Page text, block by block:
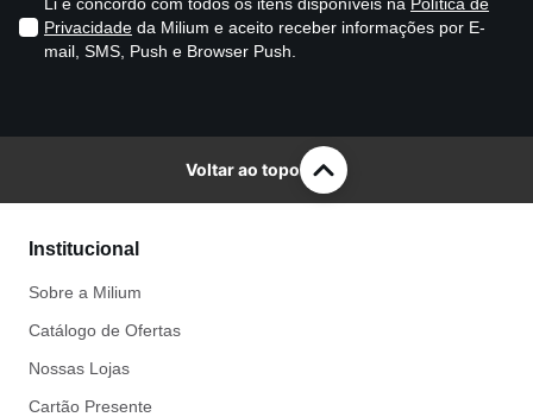
Privacidade da Milium e aceito receber informações por E-
mail, SMS, Push e Browser Push.
Voltar ao topo
Institucional
Sobre a Milium
Catálogo de Ofertas
Nossas Lojas
Cartão Presente